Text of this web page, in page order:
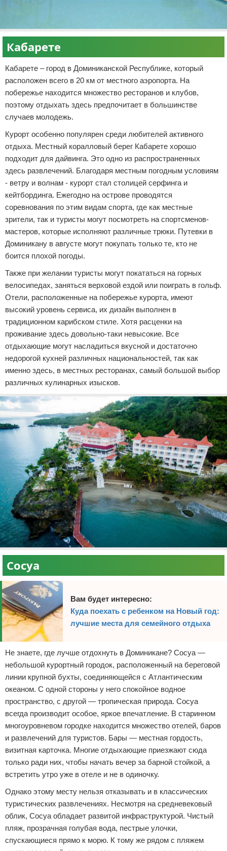
Кабарете
Кабарете – город в Доминиканской Республике, который
расположен всего в 20 км от местного аэропорта. На
побережье находится множество ресторанов и клубов,
поэтому отдыхать здесь предпочитает в большинстве
случаев молодежь.
Курорт особенно популярен среди любителей активного
отдыха. Местный коралловый берег Кабарете хорошо
подходит для дайвинга. Это одно из распространенных
здесь развлечений. Благодаря местным погодным условиям
- ветру и волнам - курорт стал столицей серфинга и
кейтбординга. Ежегодно на острове проводятся
соревнования по этим видам спорта, где как местные
зрители, так и туристы могут посмотреть на спортсменов-
мастеров, которые исполняют различные трюки. Путевки в
Доминикану в августе могут покупать только те, кто не
боится плохой погоды.
Также при желании туристы могут покататься на горных
велосипедах, заняться верховой ездой или поиграть в гольф.
Отели, расположенные на побережье курорта, имеют
высокий уровень сервиса, их дизайн выполнен в
традиционном карибском стиле. Хотя расценки на
проживание здесь довольно-таки невысокие. Все
отдыхающие могут насладиться вкусной и достаточно
недорогой кухней различных национальностей, так как
именно здесь, в местных ресторанах, самый большой выбор
различных кулинарных изысков.
Сосуа
Вам будет интересно:
Куда поехать с ребенком на Новый год:
лучшие места для семейного отдыха
Не знаете, где лучше отдохнуть в Доминикане? Сосуа —
небольшой курортный городок, расположенный на береговой
линии крупной бухты, соединяющейся с Атлантическим
океаном. С одной стороны у него спокойное водное
пространство, с другой — тропическая природа. Сосуа
всегда производит особое, яркое впечатление. В старинном
многоуровневом городке находится множество отелей, баров
и развлечений для туристов. Бары — местная гордость,
визитная карточка. Многие отдыхающие приезжают сюда
только ради них, чтобы начать вечер за барной стойкой, а
встретить утро уже в отеле и не в одиночку.
Однако этому месту нельзя отказывать и в классических
туристических развлечениях. Несмотря на средневековый
облик, Сосуа обладает развитой инфраструктурой. Чистый
пляж, прозрачная голубая вода, пестрые улочки,
спускающиеся прямо к морю. К тому же рядом с пляжем